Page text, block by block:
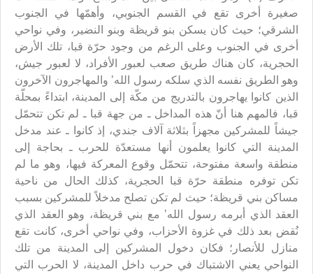
صغيرة أخرى تقع في القسم الجنوبي، وأهمّها في الجنوب
الشرقي؛ حيث كان يسكن بنو قريظة وبنو النضير، وفي نواحي
أخرى في الجنوب وعلى الرغم من وجود حرّة قبا، تلك الأرض
الحجرية، كان هناك طريق صعب لعبور الأفراد، لا لعبور جيش،
وهو الطريق نفسه الذي سلكه رسول الله’ والمهاجرون الآخرون
الذين كانوا يهاجرون بالتدريج من مكّة إلى المدينة، ابتداءً بمحلّة
قبا، فالمهم هنا أنّ هذه المداخل ـ من جهة قبا ـ لم تكن تتحمّل
جيشاً للمشركين مجهزاً بثلاثة آلاف جندي، إذ كانوا ـ عند مدخل
المدينة التي كانوا يعلمون أنها مستعدّة للحرب ـ بحاجة إلى
منطقة واسعة مفتوحة، تتحمّل وقوع المعركة فيها، وهو ما لم
تكن توفره منطقة حرّة قبا الحجرية، كذلك الحال من ناحية
مساكن بني قريظة؛ حيث لم تكن تصلح مدخلاً للمشركين بسبب
العقد الذي أبرمه رسول الله’ مع بني قريظة، وهو العقد الذي
نُقض بعد ذلك في غزوة الأحزاب، وفي نواحي أخرى، كانت تقع
منازل للأنصار؛ فكان دخول المشركين إلى المدينة من تلك
النواحي يعني الاشتباك في حرب داخل المدينة، لا الحرب التي